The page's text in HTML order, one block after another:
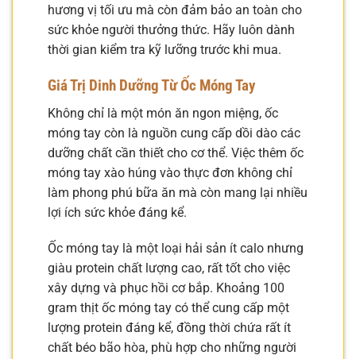
hương vị tối ưu mà còn đảm bảo an toàn cho
sức khỏe người thưởng thức. Hãy luôn dành
thời gian kiểm tra kỹ lưỡng trước khi mua.
Giá Trị Dinh Dưỡng Từ Ốc Móng Tay
Không chỉ là một món ăn ngon miệng, ốc
móng tay còn là nguồn cung cấp dồi dào các
dưỡng chất cần thiết cho cơ thể. Việc thêm ốc
móng tay xào húng vào thực đơn không chỉ
làm phong phú bữa ăn mà còn mang lại nhiều
lợi ích sức khỏe đáng kể.
Ốc móng tay là một loại hải sản ít calo nhưng
giàu protein chất lượng cao, rất tốt cho việc
xây dựng và phục hồi cơ bắp. Khoảng 100
gram thịt ốc móng tay có thể cung cấp một
lượng protein đáng kể, đồng thời chứa rất ít
chất béo bão hòa, phù hợp cho những người